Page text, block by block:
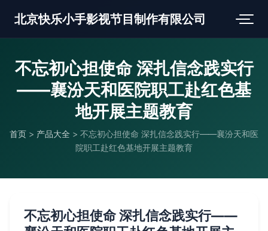
北京快乐小手影视节目制作有限公司
不忘初心担使命 深扎信念践实行
——襄汾天和医院职工赴红色基
地开展主题教育
首页 > 产品大全 > 不忘初心担使命 深扎信念践实行——襄汾天和医
院职工赴红色基地开展主题教育
不忘初心担使命 深扎信念践实行——